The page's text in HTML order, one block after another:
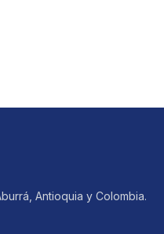
Antioquia y Colombia.